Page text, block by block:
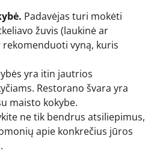
Padavėjas turi mokėti
žuvis (laukinė ar
vyną, kuris
yra itin jautrios
Restorano švara yra
maisto kokybe.
ne tik bendrus atsiliepimus,
apie konkrečius jūros